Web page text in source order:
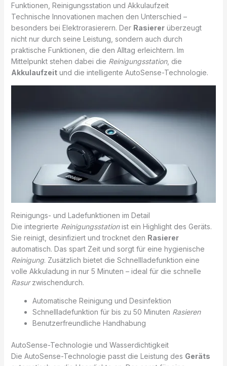
Funktionen, Reinigungsstation und Akkulaufzeit
Technische Innovationen machen den Unterschied –
besonders bei Elektrorasierern. Der Rasiererüberzeugt
nicht nur durch seine Leistung, sondern auch durch
praktische Funktionen, die den Alltag erleichtern. Im
Mittelpunkt stehen dabei die Reinigungsstation, die
Akkulaufzeitund die intelligente AutoSense-Technologie.
Reinigungs- und Ladefunktionen im Detail
Die integrierte Reinigungsstationist ein Highlight des Geräts.
Sie reinigt, desinfiziert und trocknet den Rasierer
automatisch. Das spart Zeit und sorgt für eine hygienische
Reinigung. Zusätzlich bietet die Schnellladefunktion eine
volle Akkuladung in nur 5 Minuten – ideal für die schnelle
Rasurzwischendurch.
Automatische Reinigung und Desinfektion
Schnellladefunktion für bis zu 50 Minuten Rasieren
Benutzerfreundliche Handhabung
AutoSense-Technologie und Wasserdichtigkeit
Die AutoSense-Technologie passt die Leistung des Geräts